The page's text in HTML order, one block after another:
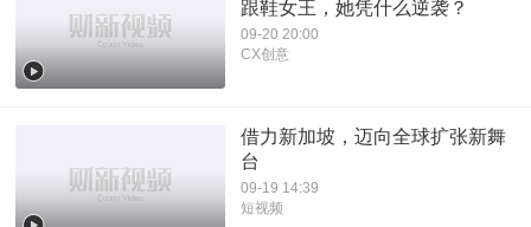
跟鞋女王，她凭什么逆袭？
09-20 20:00
CX创意
借力新加坡，迈向全球扩张新舞
台
09-19 14:39
短视频